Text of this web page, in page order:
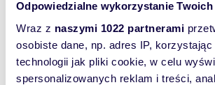
Odpowiedzialne wykorzystanie Twoich
Wraz z naszymi 1022 partnerami
osobiste dane, np. adres IP,
technologii jak pliki cookie, w celu
spersonalizowanych reklam i treści,
WYRÓŻNIONE